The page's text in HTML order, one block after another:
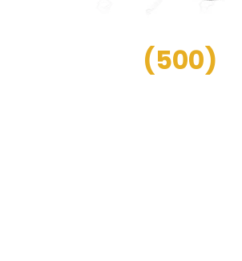
(500)